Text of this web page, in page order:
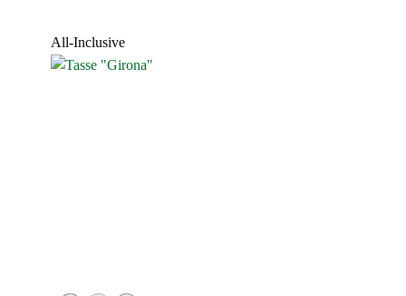
All-Inclusive